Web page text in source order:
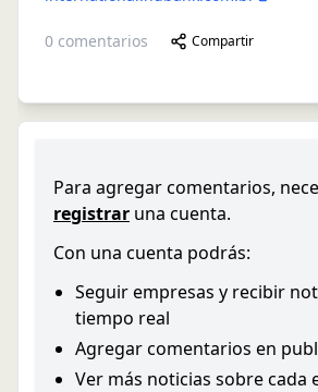
0 comentarios Compartir
Para agregar comentarios,
registrar una cuenta.
Con una cuenta podrás:
Seguir empresas y recibir
tiempo real
Agregar comentarios en
Ver más noticias sobre cada